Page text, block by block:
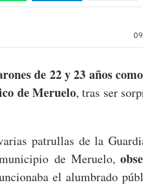
de 22 y 23 años
de Meruelo, tras ser
patrullas de la
de Meruelo,
el alumbrado